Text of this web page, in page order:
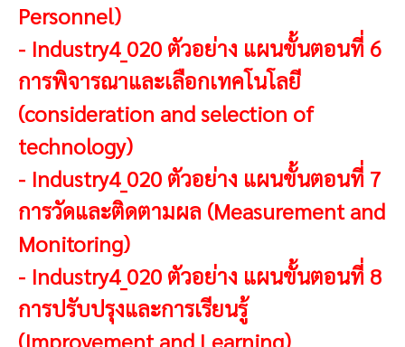
Personnel)
- Industry4_020 ตัวอย่าง แผนขั้นตอนที่ 6
การพิจารณาและเลือกเทคโนโลยี
(consideration and selection of
technology)
- Industry4_020 ตัวอย่าง แผนขั้นตอนที่ 7
การวัดและติดตามผล (Measurement and
Monitoring)
- Industry4_020 ตัวอย่าง แผนขั้นตอนที่ 8
การปรับปรุงและการเรียนรู้
(Improvement and Learning)